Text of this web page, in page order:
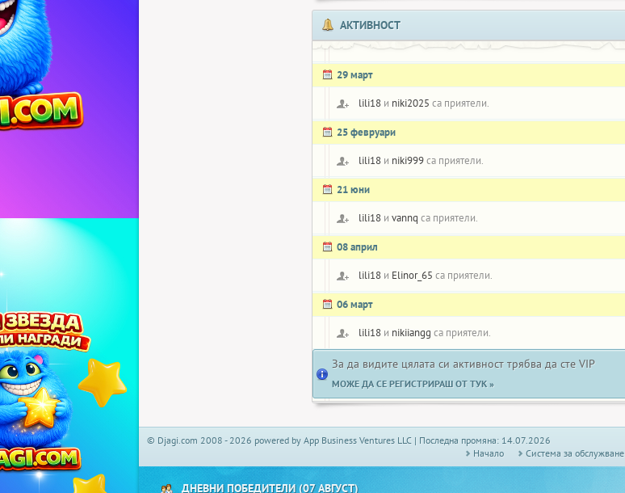
АКТИВНОСТ
29 март
lili18 и niki2025 са приятели.
25 февруари
lili18 и niki999са приятели.
21 юни
lili18 и vannq са приятели.
08 април
lili18 и Elinor_65 са приятели.
06 март
lili18 и nikiiangg са приятели.
За да видите цялата си активност трябва да сте VIP
МОЖЕ ДА СЕ РЕГИСТРИРАШ ОТ ТУК »
© Djagi.com 2008 - 2026 powered by App Business Ventures LLC | Последна промяна: 14.07.2026
Начало
Системa за обслужване
ДНЕВНИ ПОБЕДИТЕЛИ (07 АВГУСТ)